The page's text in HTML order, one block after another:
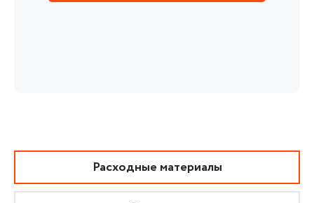
Расходные материалы